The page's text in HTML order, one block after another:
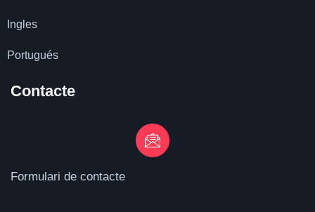
Ingles
Portugués
Contacte
Formulari de contacte